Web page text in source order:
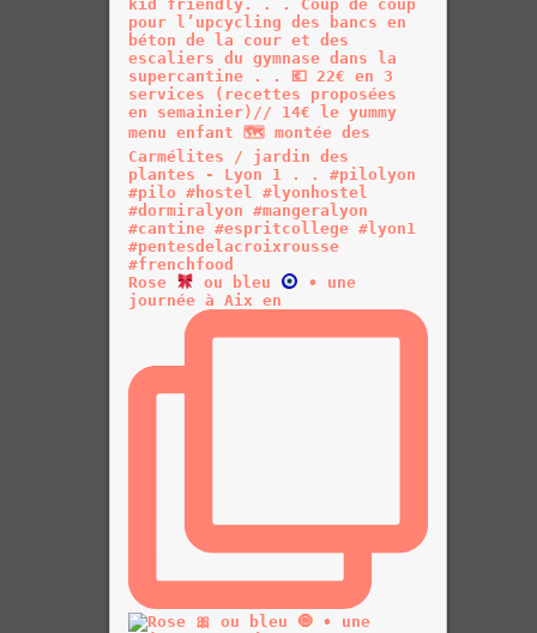
Rose ou bleu
• une
journée à Aix en